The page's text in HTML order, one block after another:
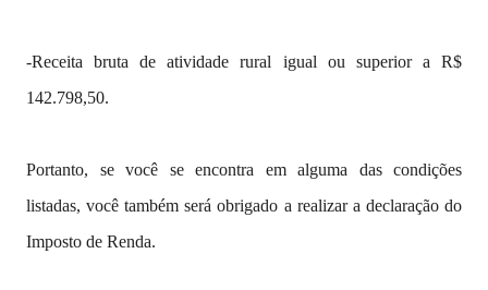
-Receita bruta de atividade rural igual ou superior a R$
142.798,50.
Portanto, se você se encontra em alguma das condições
listadas, você também será obrigado a realizar a declaração do
Imposto de Renda.